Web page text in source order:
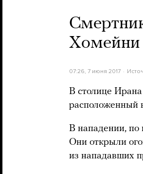
Хомейни
07:26, 7 июня 2017
В столице
расположенный
В нападении, по
Они открыли
из нападавших